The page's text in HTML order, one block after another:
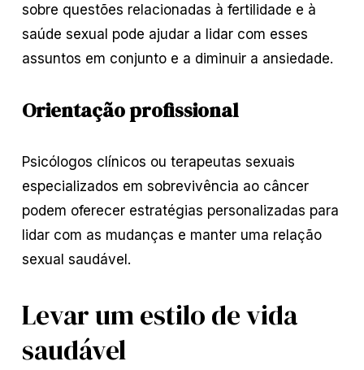
sobre questões relacionadas à fertilidade e à
saúde sexual pode ajudar a lidar com esses
assuntos em conjunto e a diminuir a ansiedade.
Orientação profissional
Psicólogos clínicos ou terapeutas sexuais
especializados em sobrevivência ao câncer
podem oferecer estratégias personalizadas para
lidar com as mudanças e manter uma relação
sexual saudável.
Levar um estilo de vida
saudável